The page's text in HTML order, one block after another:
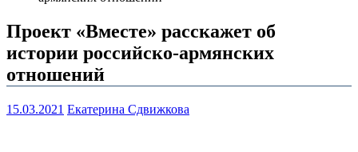
Проект «Вместе» расскажет об
истории российско-армянских
отношений
15.03.2021 Екатерина Сдвижкова